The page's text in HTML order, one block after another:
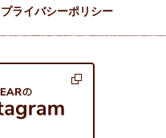
プライバシーポリシー